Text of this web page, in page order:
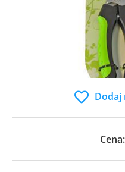
Dodaj
Cena: